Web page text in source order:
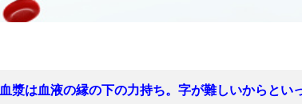
血漿は血液の縁の下の力持ち。字が難しいからとい